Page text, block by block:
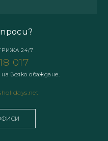
24/7
017
всяко обаждане.